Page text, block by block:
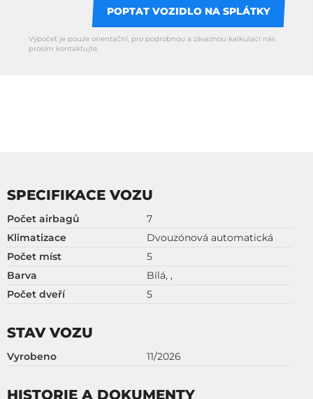
POPTAT VOZIDLO NA SPLÁTKY
Výpočet je pouze orientační, pro podrobnou a závaznou kalkulaci nás
prosím kontaktujte.
SPECIFIKACE VOZU
Počet airbagů
7
Klimatizace
Dvouzónová automatická
Počet míst
5
Barva
Bílá, ,
Počet dveří
5
STAV VOZU
Vyrobeno 11/2026
HISTORIE A DOKUMENTY